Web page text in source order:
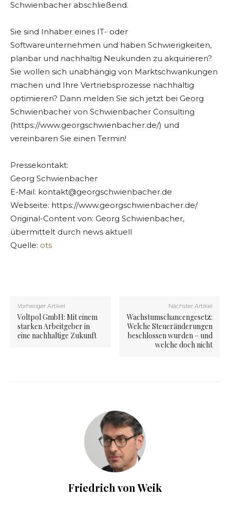
Schwienbacher abschließend.
Sie sind Inhaber eines IT- oder
Softwareunternehmen und haben Schwierigkeiten,
planbar und nachhaltig Neukunden zu akquirieren?
Sie wollen sich unabhängig von Marktschwankungen
machen und Ihre Vertriebsprozesse nachhaltig
optimieren? Dann melden Sie sich jetzt bei Georg
Schwienbacher von Schwienbacher Consulting
(https://www.georgschwienbacher.de/) und
vereinbaren Sie einen Termin!
Pressekontakt:
Georg Schwienbacher
E-Mail: kontakt@georgschwienbacher.de
Webseite: https://www.georgschwienbacher.de/
Original-Content von: Georg Schwienbacher,
übermittelt durch news aktuell
Quelle: ots
Vorheriger Artikel
Voltpol GmbH: Mit einem
starken Arbeitgeber in
eine nachhaltige Zukunft
Nächster Artikel
Wachstumschancengesetz:
Welche Steueränderungen
beschlossen wurden – und
welche doch nicht
Friedrich von Weik